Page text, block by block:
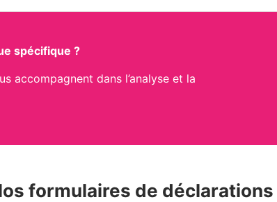
spécifique ?
accompagnent dans l’analyse et la
formulaires de